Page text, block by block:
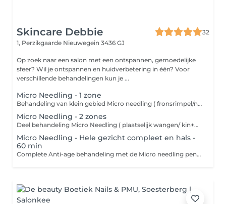
Skincare Debbie
32
1, Perzikgaarde Nieuwegein 3436 GJ
Op zoek naar een salon met een ontspannen, gemoedelijke
sfeer? Wil je ontspannen en huidverbetering in één? Voor
verschillende behandelingen kun je ...
Micro Needling - 1 zone
Behandeling van klein gebied Micro needling ( fronsrimpel/neus lipplooi/bovenlip/litteken) - Reingen van de huid - Micro needling gewenste gebied met intensief serum - Dag/nacht verzorging Microneedling is een cosmetische behandeling waarbij met een apparaat microscopisch kleine naaldjes over de huid gaan. Deze naaldjes prikken hele kleine gaatjes in de huid. Dit klinkt misschien heftig, maar deze "micro-wondjes" activeren het natuurlijke genezingsproces van het lichaam. Wat doet microneedling voor een strakkere huid? De kleine prikjes stimuleren het lichaam om: - Collageen aan te maken zorgt voor een stevigere huidstructuur - Elastine aan te maken helpt de huid om veerkrachtiger en soepeler te blijven - Celvernieuwing te bevorderen wat zorgt voor een frissere uitstraling Hierdoor wordt de huid: - Strakker - Gladder - Minder verslapt - Egaler in teint en textuur
Micro Needling - 2 zones
Deel behandeling Micro Needling ( plaatselijk wangen/ kin+mond+neuslipplooi / ogen / voorhoofd /hals) - Reingen van de huid - Micro needling gewenste gebied incl. intensief serum - Kalmerend masker - Dag/nacht verzorging Behandeling van klein gebied Micro needling ( fronsrimpel/neus lipplooi/bovenlip/litteken) - Reingen van de huid - Micro needling gewenste gebied met intensief serum - Dag/nacht verzorging Microneedling is een cosmetische behandeling waarbij met een apparaat microscopisch kleine naaldjes over de huid gaan. Deze naaldjes prikken hele kleine gaatjes in de huid. Dit klinkt misschien heftig, maar deze "micro-wondjes" activeren het natuurlijke genezingsproces van het lichaam. Wat doet microneedling voor een strakkere huid? De kleine prikjes stimuleren het lichaam om: - Collageen aan te maken zorgt voor een stevigere huidstructuur - Elastine aan te maken helpt de huid om veerkrachtiger en soepeler te blijven - Celvernieuwing te bevorderen wat zorgt voor een frissere uitstraling Hierdoor wordt de huid: - Strakker - Gladder - Minder verslapt - Egaler in teint en textuur
Micro Needling - Hele gezicht compleet en hals -
60 min
Complete Anti-age behandeling met de Micro needling pen. - Reinigen van de huid - Epileren/waxen wenkbrauwen - Milde peeling - Micro Needling totale gezicht en hals met gebruik van intensief ampul - Kalmerend masker - Massage nek/hals/decollete - Dag/nacht verzorging Behandeling van klein gebied Micro needling ( fronsrimpel/neus lipplooi/bovenlip/litteken) - Reingen van de huid - Micro needling gewenste gebied met intensief serum - Dag/nacht verzorging Microneedling is een cosmetische behandeling waarbij met een apparaat microscopisch kleine naaldjes over de huid gaan. Deze naaldjes prikken hele kleine gaatjes in de huid. Dit klinkt misschien heftig, maar deze "micro-wondjes" activeren het natuurlijke genezingsproces van het lichaam. Wat doet microneedling voor een strakkere huid? De kleine prikjes stimuleren het lichaam om: - Collageen aan te maken zorgt voor een stevigere huidstructuur - Elastine aan te maken helpt de huid om veerkrachtiger en soepeler te blijven - Celvernieuwing te bevorderen wat zorgt voor een frissere uitstraling Hierdoor wordt de huid: - Strakker - Gladder - Minder verslapt - Egaler in teint en textuur